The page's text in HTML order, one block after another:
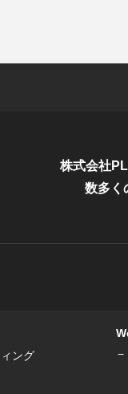
株式会社
数多く
ング